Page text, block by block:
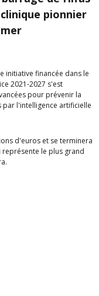
pionnier
initiative financée dans le
2021-2027 s'est
pour prévenir la
par l'intelligence artificielle
d'euros et se terminera
le plus grand